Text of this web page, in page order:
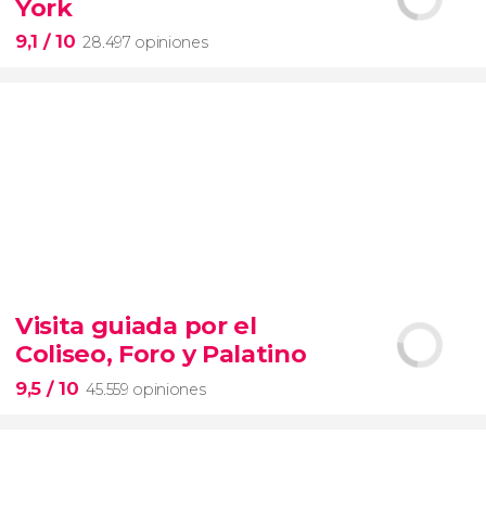
Coliseo Romano
el Foro y el
York
9,1 / 10 28.497 opiniones
Contrastes de Nueva York
Visita guiada por el
Coliseo, Foro y Palatino
9,5 / 10 45.559 opiniones